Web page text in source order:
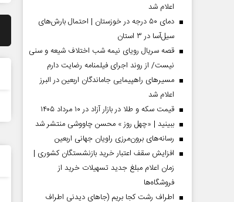
اعلام شد
دمای ۵۰ درجه در خوزستان | احتمال بارش‌های
سیل‌آسا در ۳ استان
قصه سریال رویای نیمه شب اختلاف شیعه و سنی
نیست/ از روند اجرای فیلمنامه رضایت دارم
مسیر‌های راهپیمایی جاماندگان اربعین در البرز
اعلام شد
قیمت سکه و طلا در بازار آزاد در ۱۰ مرداد ۱۴۰۵
ببینید | «چهل روز » محسن چاووشی منتشر شد
رسانه‌های برون‌مرزی راویان جهانی اربعین
افزایش سقف اعتبار خرید بازنشستگان کشوری |
زمان اعلام مبلغ جدید تسهیلات خرید از
فروشگاه‌ها
اطراف رشت کجا بریم (جاهای دیدنی اطراف
صفحات نخست روزنامه ها‌ی‌سه‌شنبه ۶ مردادماه